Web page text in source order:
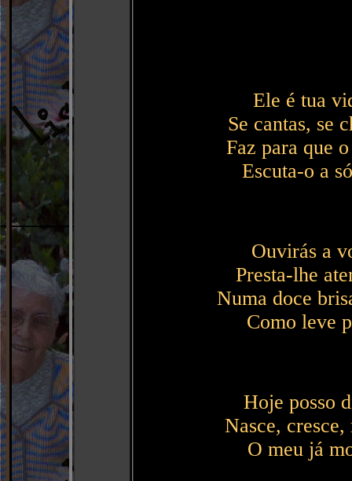
Ele é tua
Se cantas, se
Faz para que
Escuta-o a
Ouvirás a
Presta-lhe
Numa doce
Como leve
Hoje posso
Nasce,
O meu já